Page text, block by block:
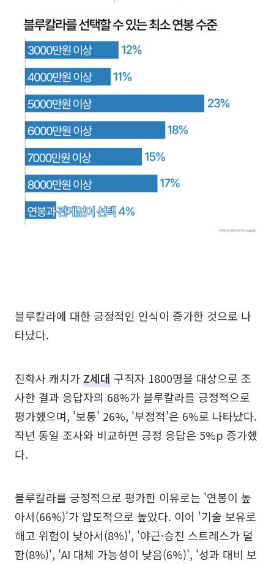
블루칼라에 대한 긍정적인 인식이 증가한 것으로 나
타났다.
진학사 캐치가Z세대 구직자 1800명을 대상으로 조
사한 결과 응답자의 68%가 블루칼라를 긍정적으로
평가했으며, '보통' 26%, '부정적'은 6%로 나타났다.
작년 동일 조사와 비교하면 긍정 응답은 5%p 증가했
다.
블루칼라를 긍정적으로 평가한 이유로는 '연봉이 높
아서(66%)'가 압도적으로 높았다. 이어 '기술 보유로
해고 위험이 낮아서(8%)', '야근·승진 스트레스가 덜
함(8%)', 'AI 대체 가능성이 낮음(6%)', '성과 대비 보